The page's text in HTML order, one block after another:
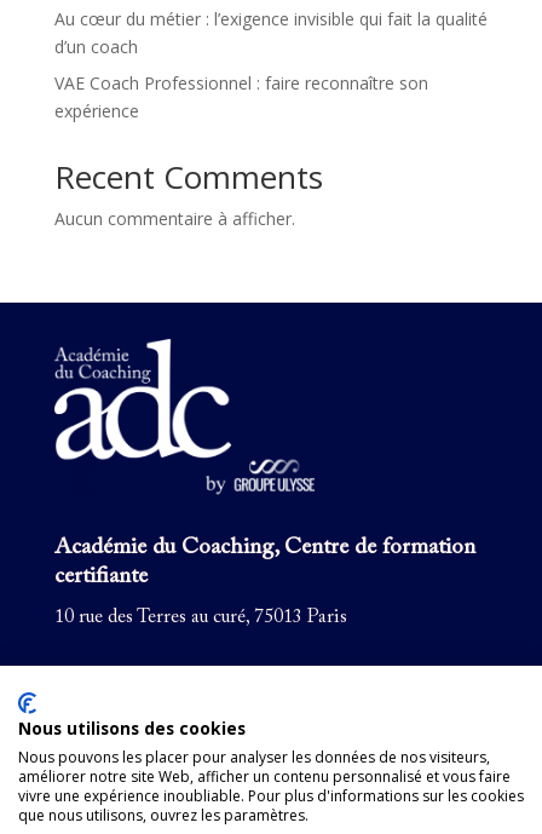
Au cœur du métier : l’exigence invisible qui fait la qualité
d’un coach
VAE Coach Professionnel : faire reconnaître son
expérience
Recent Comments
Aucun commentaire à afficher.
Académie du Coaching, Centre de formation
certifiante
10 rue des Terres au curé, 75013 Paris
Formations courtes
Supervision
Nous utilisons des cookies
Nous pouvons les placer pour analyser les données de nos visiteurs,
améliorer notre site Web, afficher un contenu personnalisé et vous faire
vivre une expérience inoubliable. Pour plus d'informations sur les cookies
que nous utilisons, ouvrez les paramètres.